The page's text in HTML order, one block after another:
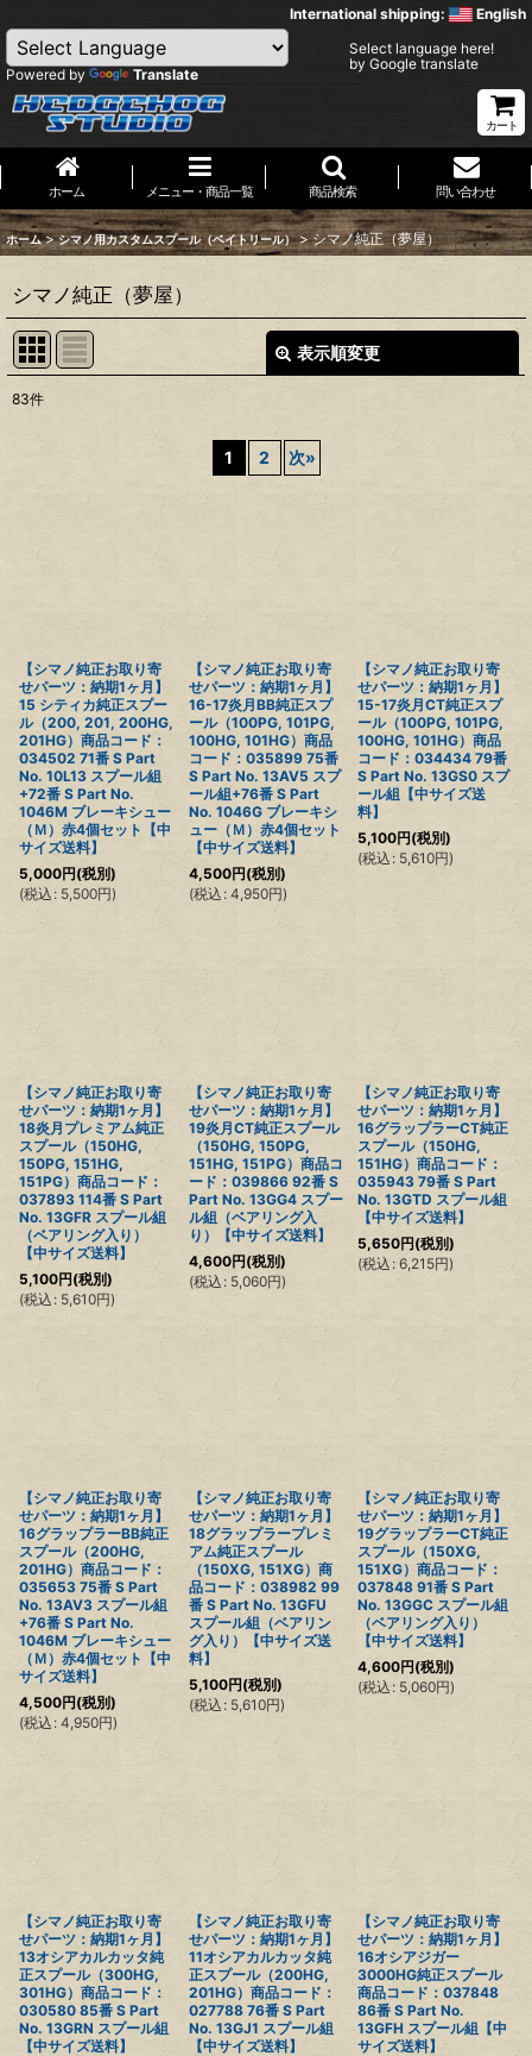
International shipping: English
Powered by Translate
Select language here!
by Google translate
カート
ホーム メニュー・商品一覧 商品検索 問い合わせ
ホーム > シマノ用カスタムスプール（ベイトリール） > シマノ純正（夢屋）
シマノ純正（夢屋）
表示順変更
83件
1 2 次»
【シマノ純正お取り寄
せパーツ：納期1ヶ月】
15 シティカ純正スプー
ル（200, 201, 200HG,
201HG）商品コード：
034502 71番 S Part
No. 10L13 スプール組
+72番 S Part No.
1046M ブレーキシュー
（Ｍ）赤4個セット【中
サイズ送料】
5,000円(税別)
(税込 : 5,500円)
【シマノ純正お取り寄
せパーツ：納期1ヶ月】
16-17炎月BB純正スプ
ール（100PG, 101PG,
100HG, 101HG）商品
コード：035899 75番
S Part No. 13AV5 スプ
ール組+76番 S Part
No. 1046G ブレーキシ
ュー（Ｍ）赤4個セット
【中サイズ送料】
4,500円(税別)
(税込 : 4,950円)
【シマノ純正お取り寄
せパーツ：納期1ヶ月】
15-17炎月CT純正スプ
ール（100PG, 101PG,
100HG, 101HG）商品
コード：034434 79番
S Part No. 13GS0 スプ
ール組【中サイズ送
料】
5,100円(税別)
(税込 : 5,610円)
【シマノ純正お取り寄
せパーツ：納期1ヶ月】
18炎月プレミアム純正
スプール（150HG,
150PG, 151HG,
151PG）商品コード：
037893 114番 S Part
No. 13GFR スプール組
（ベアリング入り）
【中サイズ送料】
5,100円(税別)
(税込 : 5,610円)
【シマノ純正お取り寄
せパーツ：納期1ヶ月】
19炎月CT純正スプール
（150HG, 150PG,
151HG, 151PG）商品コ
ード：039866 92番 S
Part No. 13GG4 スプー
ル組（ベアリング入
り）【中サイズ送料】
4,600円(税別)
(税込 : 5,060円)
【シマノ純正お取り寄
せパーツ：納期1ヶ月】
16グラップラーCT純正
スプール（150HG,
151HG）商品コード：
035943 79番 S Part
No. 13GTD スプール組
【中サイズ送料】
5,650円(税別)
(税込 : 6,215円)
【シマノ純正お取り寄
せパーツ：納期1ヶ月】
16グラップラーBB純正
スプール（200HG,
201HG）商品コード：
035653 75番 S Part
No. 13AV3 スプール組
+76番 S Part No.
1046M ブレーキシュー
（Ｍ）赤4個セット【中
サイズ送料】
4,500円(税別)
(税込 : 4,950円)
【シマノ純正お取り寄
せパーツ：納期1ヶ月】
18グラップラープレミ
アム純正スプール
（150XG, 151XG）商
品コード：038982 99
番 S Part No. 13GFU
スプール組（ベアリン
グ入り）【中サイズ送
料】
5,100円(税別)
(税込 : 5,610円)
【シマノ純正お取り寄
せパーツ：納期1ヶ月】
19グラップラーCT純正
スプール（150XG,
151XG）商品コード：
037848 91番 S Part
No. 13GGC スプール組
（ベアリング入り）
【中サイズ送料】
4,600円(税別)
(税込 : 5,060円)
【シマノ純正お取り寄
せパーツ：納期1ヶ月】
13オシアカルカッタ純
正スプール（300HG,
301HG）商品コード：
030580 85番 S Part
No. 13GRN スプール組
【中サイズ送料】
【シマノ純正お取り寄
せパーツ：納期1ヶ月】
11オシアカルカッタ純
正スプール（200HG,
201HG）商品コード：
027788 76番 S Part
No. 13GJ1 スプール組
【中サイズ送料】
【シマノ純正お取り寄
せパーツ：納期1ヶ月】
16オシアジガー
3000HG純正スプール
商品コード：037848
86番 S Part No.
13GFH スプール組【中
サイズ送料】